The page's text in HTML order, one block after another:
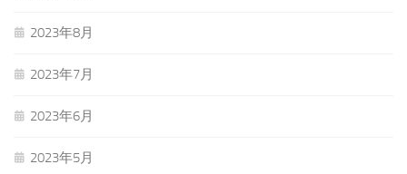
2023年8月
2023年7月
2023年6月
2023年5月